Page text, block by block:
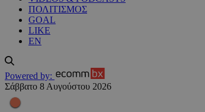
ΠΟΛΙΤΙΣΜΟΣ
GOAL
LIKE
EN
Powered by:
Σάββατο 8 Αυγούστου 2026